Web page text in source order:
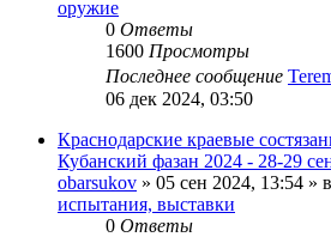
оружие
0 Ответы
1600 Просмотры
Последнее сообщение
06 дек 2024, 03:50
Краснодарские краевые
Кубанский фазан 2024 - 28-29
obarsukov » 05 сен 2024, 13:54 »
испытания, выставки
0 Ответы